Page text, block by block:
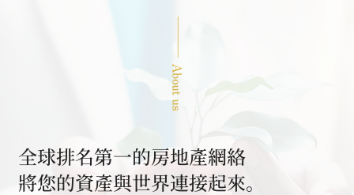
全球排名第一的房地產網絡
將您的資產與世界連接起來。